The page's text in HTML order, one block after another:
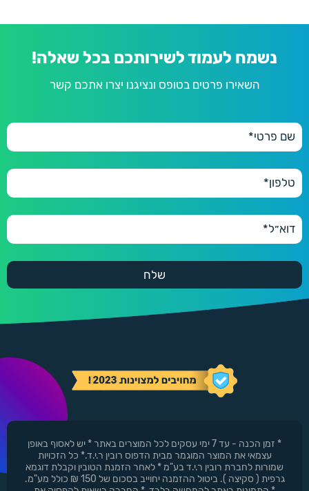
נשמח לעמוד לשירותכם בכל שאלה!
השאירו פרטים בטופס ונציגנו יצרו אתכם קשר
* זמן הכנה - עד 7 ימי עסקים לכל המוצרים באתר * יש לאסוף באופן
עצמאי את המוצר המוגמר מבית הדפוס רובין ר.י.ד.* כל הזכויות
שמורות לחברת רובין ר.י.ד בע"מ * לאחר הזמנת הטובין וקבלת דוגמא
גרפית ( סקיצה ). ביטול ההזמנה יחוייב בסכום של 150 ₪ כולל מע"מ.